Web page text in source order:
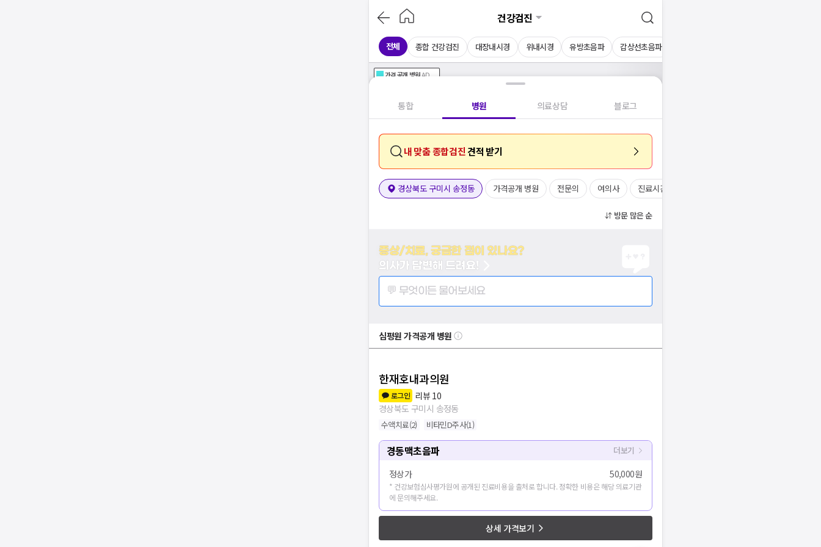
건강검진
전체 종합 건강검진 대장내시경 위내시경 유방초음파 갑상선초음파
가격공개 병원AD
통합 병원 의료상담 블로그
내 맞춤 종합검진 견적 받기
경상북도 구미시 송정동 가격공개 병원 전문의 여의사 진료시간
방문 많은 순
증상/치료, 궁금한 점이 있나요?
의사가 답변해 드려요!
💬 무엇이든 물어보세요
심평원 가격공개 병원
한재호내과의원
로그인 리뷰 10
경상북도 구미시 송정동
수액치료(2) 비타민D주사(1)
경동맥초음파 더보기
정상가 50,000원
* 건강보험심사평가원에 공개된 진료비용을 출처로 합니다. 정확한 비용은 해당 의료기관
에 문의해주세요.
상세 가격보기